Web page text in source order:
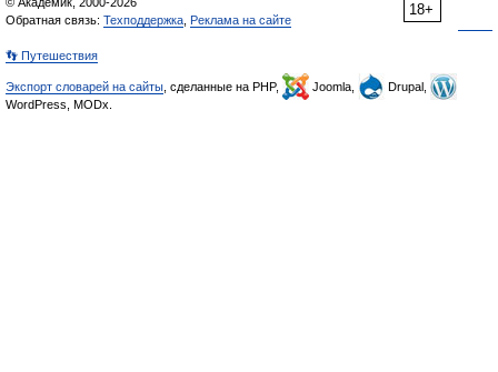
18+
Обратная связь: Техподдержка Реклама на сайте
👣 Путешествия
Экспорт словарей на сайты , сделанные на PHP, Joomla,
Drupal,
WordPress, MODx.